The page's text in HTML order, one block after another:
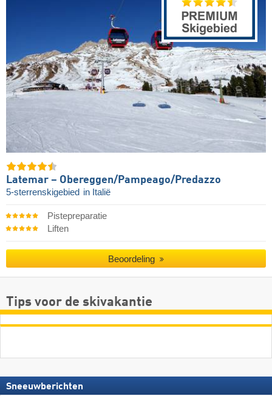
Latemar – Obereggen/​Pampeago/​Predazzo
5-sterrenskigebied in Italië
Pistepreparatie
Liften
Beoordeling
Tips voor de skivakantie
Sneeuwberichten